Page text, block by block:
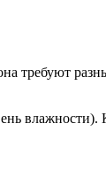
требуют